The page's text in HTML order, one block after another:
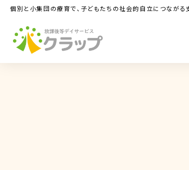
へ
ョ
個別と小集団の療育で、子どもたちの社会的自立につながる